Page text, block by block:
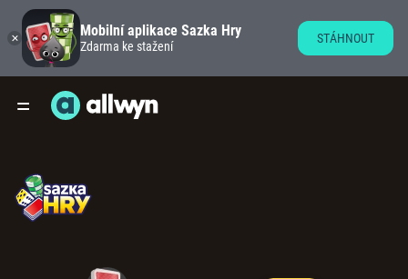
Mobilní aplikace Sazka Hry
Zdarma ke stažení
STÁHNOUT